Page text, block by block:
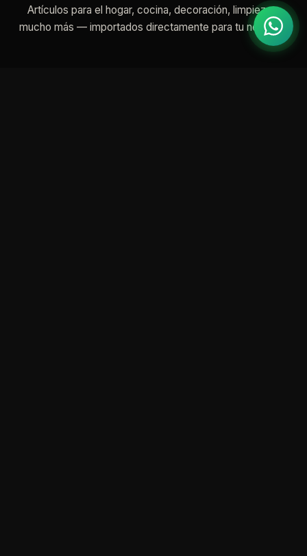
Artículos para el hogar, cocina, decoración, limpieza y
mucho más — importados directamente para tu negocio.